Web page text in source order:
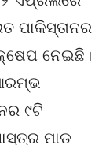
ପାକିସ୍ତାନର
ନେଇଛି।
୯ଟି
ମାଡ଼